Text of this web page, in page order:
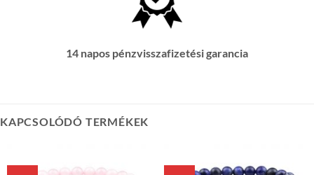
14 napos pénzvisszafizetési garancia
KAPCSOLÓDÓ TERMÉKEK